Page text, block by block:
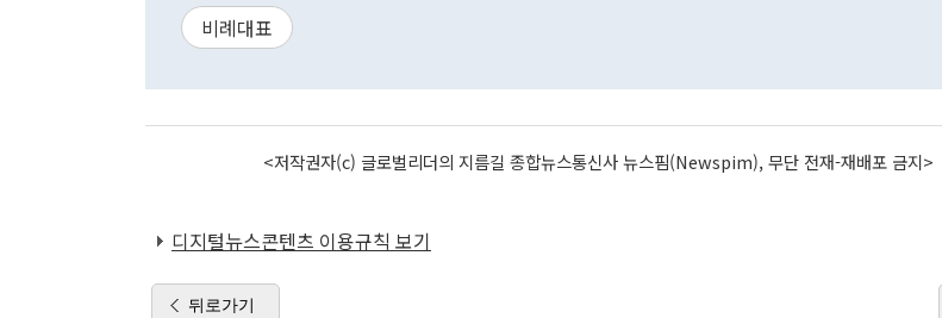
비례대표
<저작권자(c) 글로벌리더의 지름길 종합뉴스통신사 뉴스핌(Newspim), 무단 전재-재배포 금지>
디지털뉴스콘텐츠 이용규칙 보기
뒤로가기